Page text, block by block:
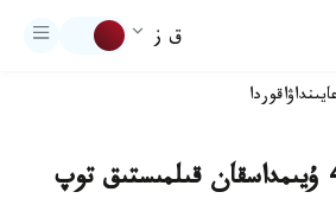
ق ز
اقوردا
ارنايى وپەراتسيا: 4 ۇيىمداسقان قىلمىستىق توپ